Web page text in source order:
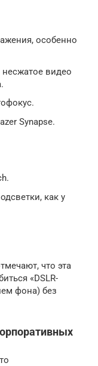
особенно
видео
Synapse.
как у
что эта
«DSLR-
фона) без